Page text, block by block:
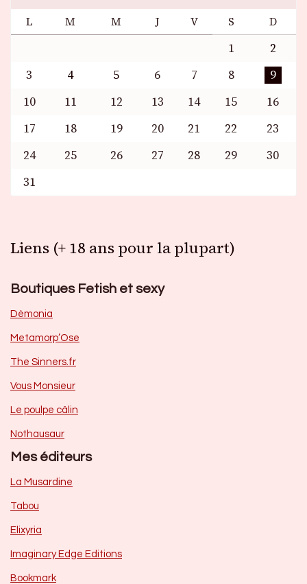
L M M J V S D
1
2
3
4 5 6 7 8
9
10
11 12 13 14 15
16
17
18 19 20 21 22
23
24
25 26 27 28 29
30
31
Liens (+ 18 ans pour la plupart)
Boutiques Fetish et sexy
Dèmonia
Metamorp’Ose
The Sinners.fr
Vous Monsieur
Le poulpe câlin
Nothausaur
Mes éditeurs
La Musardine
Tabou
Elixyria
Imaginary Edge Editions
Bookmark